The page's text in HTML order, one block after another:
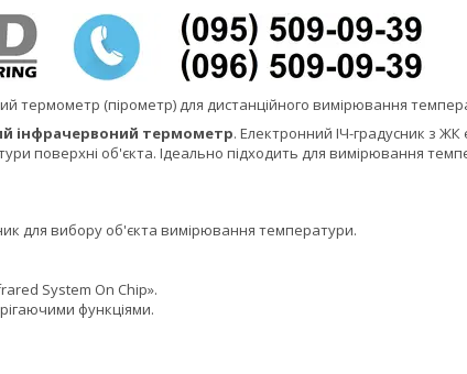
термометр (пірометр) для дистанційного вимірювання
інфрачервоний термометр. Електронний ІЧ-градусник з
поверхні об'єкта. Ідеально підходить для вимірювання
для вибору об'єкта вимірювання температури.
System On Chip».
функціями.